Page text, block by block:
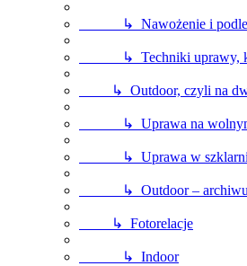
↳ Nawożenie i
↳ Techniki uprawy,
↳ Outdoor, czyli na
↳ Uprawa na wolnym
↳ Uprawa w szklarni
↳ Outdoor –
↳ Fotorelacje
↳ Indoor